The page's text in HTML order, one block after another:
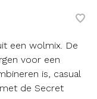
een wolmix. De
voor een
is, casual
de Secret